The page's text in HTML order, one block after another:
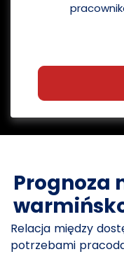
Prognoza
Relacja między
potrzebami